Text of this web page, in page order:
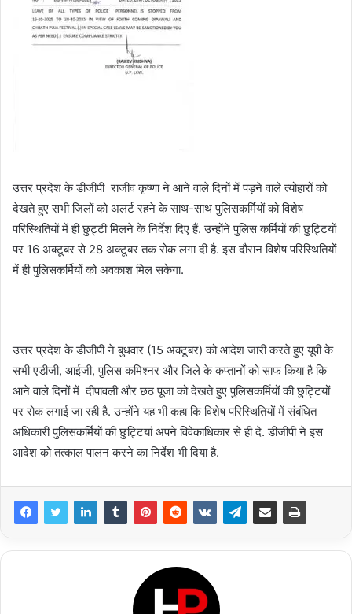
उत्तर प्रदेश के डीजीपी राजीव कृष्णा ने आने वाले दिनों में पड़ने वाले त्योहारों को
देखते हुए सभी जिलों को अलर्ट रहने के साथ-साथ पुलिसकर्मियों को विशेष
परिस्थितियों में ही छुट्टी मिलने के निर्देश दिए हैं. उन्होंने पुलिस कर्मियों की छुट्टियों
पर 16 अक्टूबर से 28 अक्टूबर तक रोक लगा दी है. इस दौरान विशेष परिस्थितियों
में ही पुलिसकर्मियों को अवकाश मिल सकेगा.
उत्तर प्रदेश के डीजीपी ने बुधवार (15 अक्टूबर) को आदेश जारी करते हुए यूपी के
सभी एडीजी, आईजी, पुलिस कमिश्नर और जिले के कप्तानों को साफ किया है कि
आने वाले दिनों में दीपावली और छठ पूजा को देखते हुए पुलिसकर्मियों की छुट्टियों
पर रोक लगाई जा रही है. उन्होंने यह भी कहा कि विशेष परिस्थितियों में संबंधित
अधिकारी पुलिसकर्मियों की छुट्टियां अपने विवेकाधिकार से ही दे. डीजीपी ने इस
आदेश को तत्काल पालन करने का निर्देश भी दिया है.